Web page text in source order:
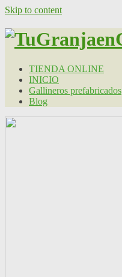
Skip to content
TIENDA ONLINE
INICIO
Gallineros prefabricados
Blog